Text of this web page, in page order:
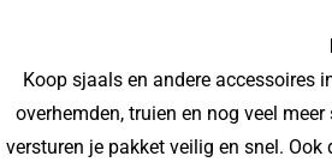
Koop sjaals en andere accessoires
overhemden, truien en nog veel
versturen je pakket veilig en snel.